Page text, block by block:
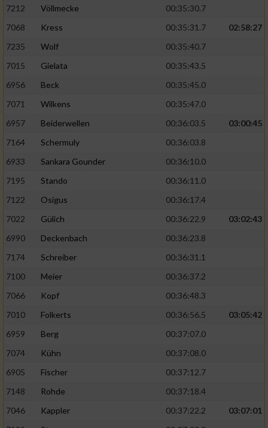
7212
Völlmecke
00:35:30.7
7068
Kress 00:35:31.7
02:58:27
7235
Wolf
00:35:40.7
7015
Gielata
00:35:43.5
6956
Beck
00:35:45.0
7071
Wilkens
00:35:47.0
6957
Beiderwellen 00:36:03.5
03:00:45
7164
Schermuly
00:36:03.8
6933
Sankara Gounder
00:36:10.0
7195
Stando
00:36:11.0
7122
Osigus
00:36:17.4
7022
Gülich 00:36:22.9
03:02:43
6990
Deckenbach
00:36:23.8
7174
Schreiber
00:36:31.1
7100
Meier
00:36:37.2
7066
Kopf
00:36:48.3
7010
Folkerts 00:36:56.5
03:05:42
6959
Berg
00:37:07.0
7074
Kühn
00:37:08.0
6905
Fischer
00:37:12.7
7148
Rohde
00:37:18.4
7046
Kappler 00:37:22.2
03:07:01